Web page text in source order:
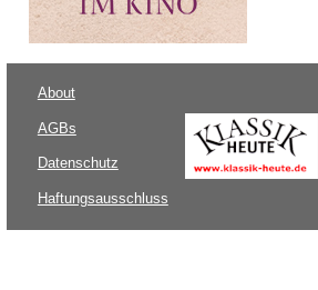
About
AGBs
Datenschutz
Haftungsausschluss